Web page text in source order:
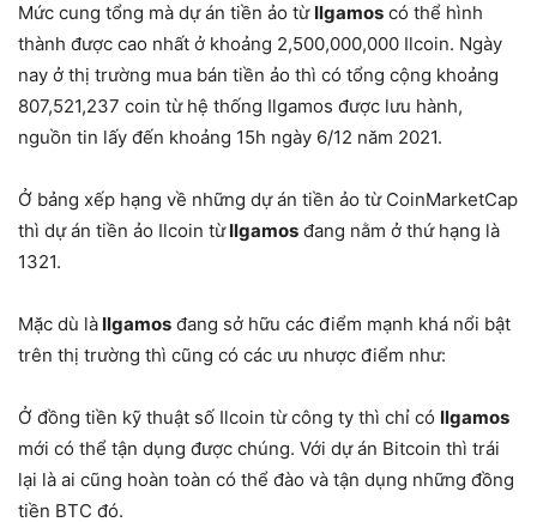
Mức cung tổng mà dự án tiền ảo từ Ilgamos có thể hình
thành được cao nhất ở khoảng 2,500,000,000 Ilcoin. Ngày
nay ở thị trường mua bán tiền ảo thì có tổng cộng khoảng
807,521,237 coin từ hệ thống Ilgamos được lưu hành,
nguồn tin lấy đến khoảng 15h ngày 6/12 năm 2021.
Ở bảng xếp hạng về những dự án tiền ảo từ CoinMarketCap
thì dự án tiền ảo Ilcoin từIlgamos đang nằm ở thứ hạng là
1321.
Mặc dù là Ilgamos đang sở hữu các điểm mạnh khá nổi bật
trên thị trường thì cũng có các ưu nhược điểm như:
Ở đồng tiền kỹ thuật số Ilcoin từ công ty thì chỉ có Ilgamos
mới có thể tận dụng được chúng. Với dự án Bitcoin thì trái
lại là ai cũng hoàn toàn có thể đào và tận dụng những đồng
tiền BTC đó.